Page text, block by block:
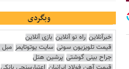
وبگردی
خبرآنلاین راه نو آنلاین بازی آنلاین
قیمت تلویزیون سونی سایت یوتوتایمز مبل
جراح بینی گوشتی پرشین هتل